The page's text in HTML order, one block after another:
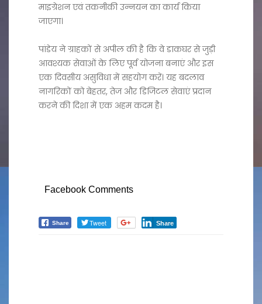
माइग्रेशन एवं तकनीकी उन्नयन का कार्य किया
जाएगा।
पांडेय ने ग्राहकों से अपील की है कि वे डाकघर से जुड़ी
आवश्यक सेवाओं के लिए पूर्व योजना बनाएं और इस
एक दिवसीय असुविधा में सहयोग करें। यह बदलाव
नागरिकों को बेहतर, तेज और डिजिटल सेवाएं प्रदान
करने की दिशा में एक अहम कदम है।
Facebook Comments
Share Tweet Share